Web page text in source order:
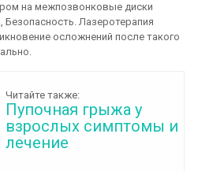
на межпозвонковые диски
Лазеротерапия
осложнений после такого
Читайте также:
Пупочная грыжа у
взрослых симптомы и
лечение